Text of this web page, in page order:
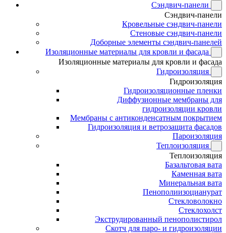
Сэндвич-панели
Сэндвич-панели
Кровельные сэндвич-панели
Стеновые сэндвич-панели
Доборные элементы сэндвич-панелей
Изоляционные материалы для кровли и фасада
Изоляционные материалы для кровли и фасада
Гидроизоляция
Гидроизоляция
Гидроизоляционные пленки
Диффузионные мембраны для
гидроизоляции кровли
Мембраны с антиконденсатным покрытием
Гидроизоляция и ветрозащита фасадов
Пароизоляция
Теплоизоляция
Теплоизоляция
Базальтовая вата
Каменная вата
Минеральная вата
Пенополиизоцианурат
Стекловолокно
Стеклохолст
Экструдированный пенополистирол
Скотч для паро- и гидроизоляции